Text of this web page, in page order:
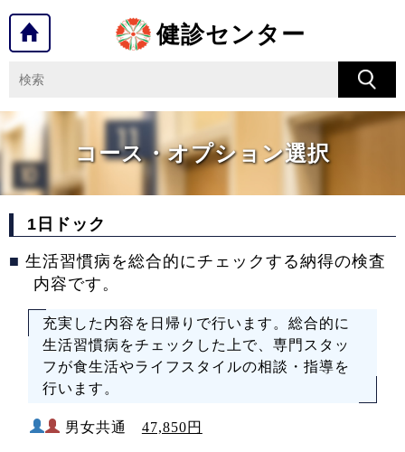
健診センター
コース・オプション選択
1日ドック
■ 生活習慣病を総合的にチェックする納得の検査
内容です。
充実した内容を日帰りで行います。総合的に
生活習慣病をチェックした上で、専門スタッ
フが食生活やライフスタイルの相談・指導を
行います。
男女共通 47,850円